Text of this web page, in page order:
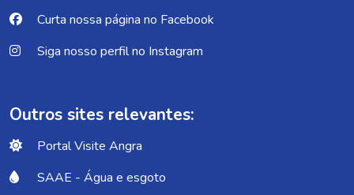
Curta nossa página no Facebook
Siga nosso perfil no Instagram
Outros sites relevantes:
Portal Visite Angra
SAAE - Água e esgoto